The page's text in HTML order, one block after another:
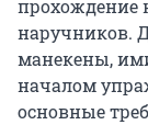
прохождение
наручников.
манекены,
началом
основные